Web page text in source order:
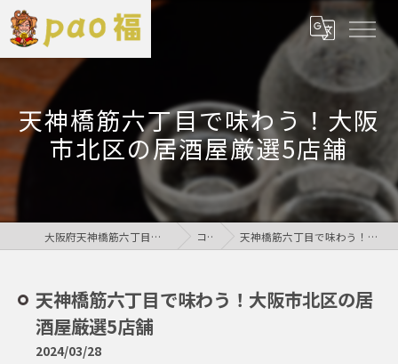
天神橋筋六丁目で味わう！大阪
市北区の居酒屋厳選5店舗
大阪府天神橋筋六丁目の居酒屋なら鶏居酒屋pao福 コラム 天神橋筋六丁目で味わう！大阪市北区の居酒屋厳選5店舗
天神橋筋六丁目で味わう！大阪市北区の居
酒屋厳選5店舗
2024/03/28